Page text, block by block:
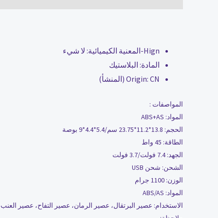
Hign-المعنية الكيميائية:
لا شيء
المادة: البلاستيك
Origin: CN (المنشأ)
المواصفات :
المواد: ABS+AS
الحجم: 13.8*11.2*23.75 سم/5.4*4.4*9 بوصة
الطاقة: 45 واط
الجهد: 7.4 فولت/3.7 فولت
الشحن: شحن USB
الوزن: 1100 جرام
المواد: ABS/AS
الاستخدام: عصير البرتقال، عصير الرمان، عصير التفاح، عصير